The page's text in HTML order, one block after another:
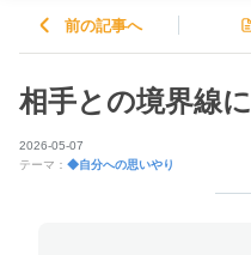
ー
前の記事へ
相手との境界線
2026-05-07
テーマ： ◆自分への思いやり